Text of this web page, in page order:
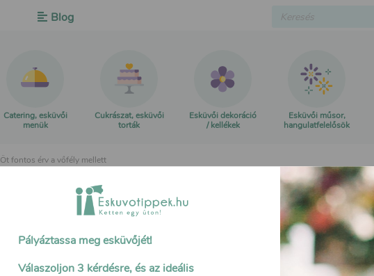
Blog
Catering, esküvői
menük
Cukrászat, esküvői
torták
Esküvői dekoráció
/ kellékek
Esküvői műsor,
hangulatfelelősök
Öt fontos érv a vőfély mellett
Pályáztassa meg esküvőjét!
Válaszoljon 3 kérdésre, és az ideális